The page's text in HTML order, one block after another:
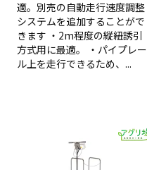
適。別売の自動走行速度調整
システムを追加することがで
きます ・2m程度の縦紐誘引
方式用に最適。 ・パイプレー
ル上を走行できるため、...